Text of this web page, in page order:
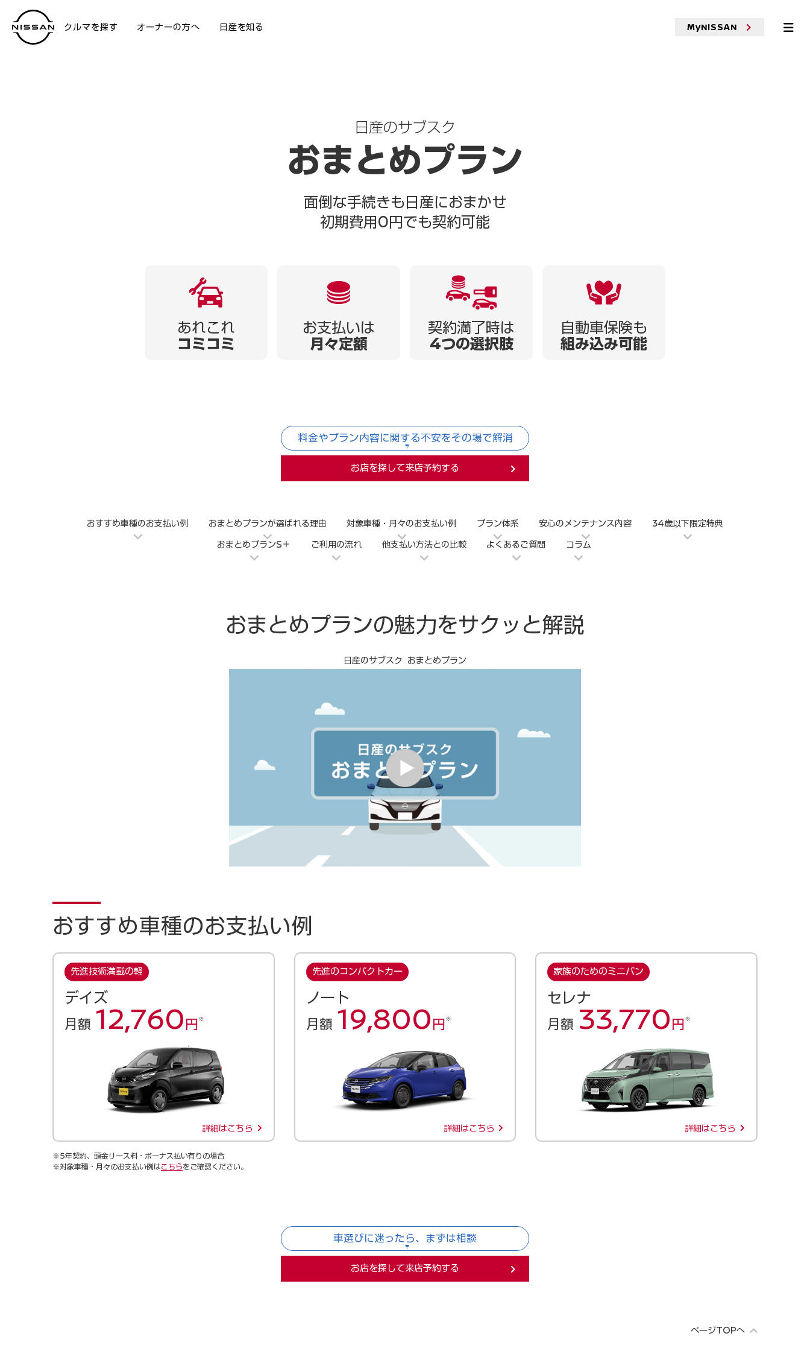
クルマを探す オーナーの方へ 日産を知る MyNISSAN
日産のサブスク
おまとめプラン
面倒な手続きも日産におまかせ
初期費用0円でも契約可能
あれこれ
コミコミ
お支払いは
月々定額
契約満了時は
4つの選択肢
自動車保険も
組み込み可能
料金やプラン内容に関する不安をその場で解消
お店を探して来店予約する
おすすめ車種のお支払い例 おまとめプランが選ばれる理由 対象車種・月々のお支払い例 プラン体系 安心のメンテナンス内容 34歳以下限定特典
おまとめプランS＋ ご利用の流れ 他支払い方法との比較 よくあるご質問 コラム
おまとめプランの魅力をサクッと解説
日産のサブスク おまとめプラン
おすすめ車種のお支払い例
先進技術満載の軽
デイズ
月額 12,760 円 ※
詳細はこちら
先進のコンパクトカー
ノート
月額 19,800 円 ※
詳細はこちら
家族のためのミニバン
セレナ
月額 33,770 円 ※
詳細はこちら
※5年契約、頭金リース料・ボーナス払い有りの場合
※対象車種・月々のお支払い例はこちらをご確認ください。
車選びに迷ったら、まずは相談
お店を探して来店予約する
ページTOPへ